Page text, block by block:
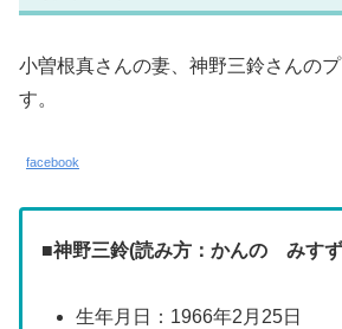
小曽根真さんの妻、神野三鈴さんの
す。
facebook
■神野三鈴(読み方：かんの みす
生年月日：1966年2月25日